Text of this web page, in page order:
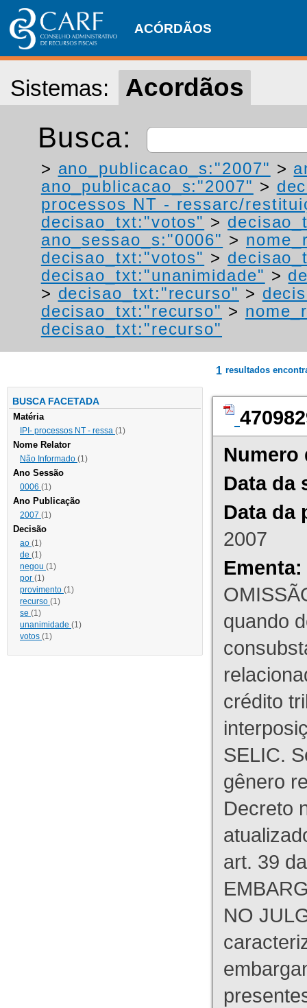
ACÓRDÃOS
Sistemas: Acordãos
Busca:
> ano_publicacao_s:"2007" >
ano_publicacao_s:"2007" >
processos NT - ressarc/
decisao_txt:"votos" >
ano_sessao_s:"0006" >
decisao_txt:"votos" >
decisao_txt:"unanimidade" >
> decisao_txt:"recurso" >
decisao_txt:"recurso" >
decisao_txt:"recurso"
BUSCA FACETADA
Matéria
IPI- processos NT - ressa (1)
Nome Relator
Não Informado (1)
Ano Sessão
0006 (1)
Ano Publicação
2007 (1)
Decisão
ao (1)
de (1)
negou (1)
por (1)
provimento (1)
recurso (1)
se (1)
unanimidade (1)
votos (1)
1 resultados
Numero
Data da
Data da
2007
Ementa:
quando
crédito
SELIC.
gênero
Decreto
art. 39
NO